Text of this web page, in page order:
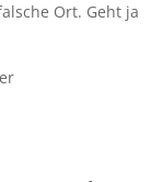
Ort. Geht ja